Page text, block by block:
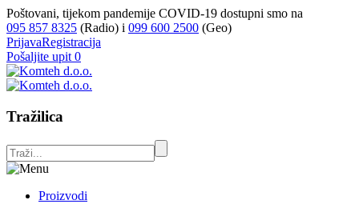
Poštovani, tijekom pandemije COVID-19 dostupni smo na
095 857 8325 (Radio) i 099 600 2500 (Geo)
PrijavaRegistracija
Pošaljite upit 0
Tražilica
Proizvodi